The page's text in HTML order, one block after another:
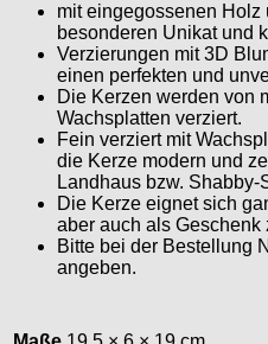
mit eingegossenen Holz
besonderen Unikat und
Verzierungen mit 3D
einen perfekten und
Die Kerzen werden von
Wachsplatten verziert.
Fein verziert mit
die Kerze modern und
Landhaus bzw. Shabby-
Die Kerze eignet sich
aber auch als Geschenk
Bitte bei der Bestellung
angeben.